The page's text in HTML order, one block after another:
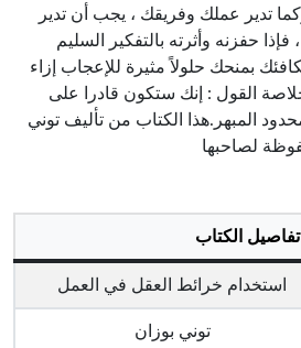
تدير عملك وفريقك ، يجب أن تدير
حفزنه وأثرته بالتفكير السليم
بمنحك حلولاً مثيرة للإعجاب إزاء
القول : إنك ستكون قادرا على
المبهر.هذا الكتاب من تأليف توني
لصاحبها
تفاصيل الكتاب
استخدام خرائط العقل في العمل
توني بوزان